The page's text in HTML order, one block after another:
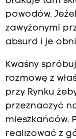
powodów.
zawyżonymi
absurd i je
Kwaśny
rozmowę z
przy Rynku
przeznaczyć
mieszkańców.
realizować z